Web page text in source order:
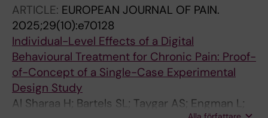
ARTICLE: EUROPEAN JOURNAL OF PAIN.
2025;29(10):e70128
Individual-Level Effects of a Digital
Behavioural Treatment for Chronic Pain: Proof-
of-Concept of a Single-Case Experimental
Design Study
Al Sharaa H; Bartels SL; Taygar AS; Engman L;